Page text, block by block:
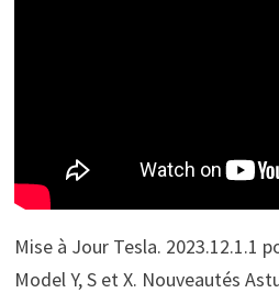
Mise à Jour Tesla. 2023.12.1.1
Model Y, S et X. Nouveautés